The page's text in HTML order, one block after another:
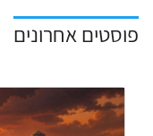
פוסטים אחרונים